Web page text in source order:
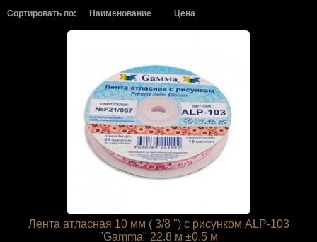
Сортировать по: Наименование Цена
Лента атласная 10 мм ( 3/8 ") с рисунком ALP-103
"Gamma" 22.8 м ±0.5 м